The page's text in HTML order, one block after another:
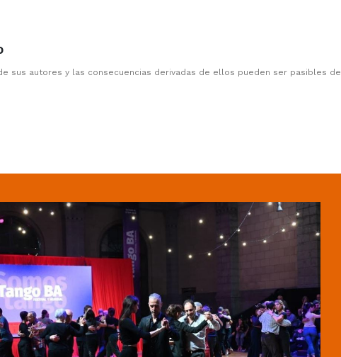
sus autores y las consecuencias derivadas de ellos pueden ser pasibles de